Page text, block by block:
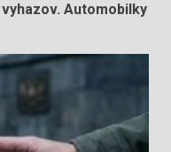
Automobilky